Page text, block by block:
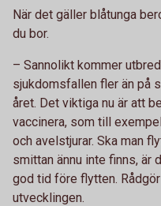
När det gäller blåtunga
du bor.
– Sannolikt kommer
sjukdomsfallen fler än på
året. Det viktiga nu är att
vaccinera, som till
och avelstjurar. Ska man
smittan ännu inte finns, är
god tid före flytten.
utvecklingen.